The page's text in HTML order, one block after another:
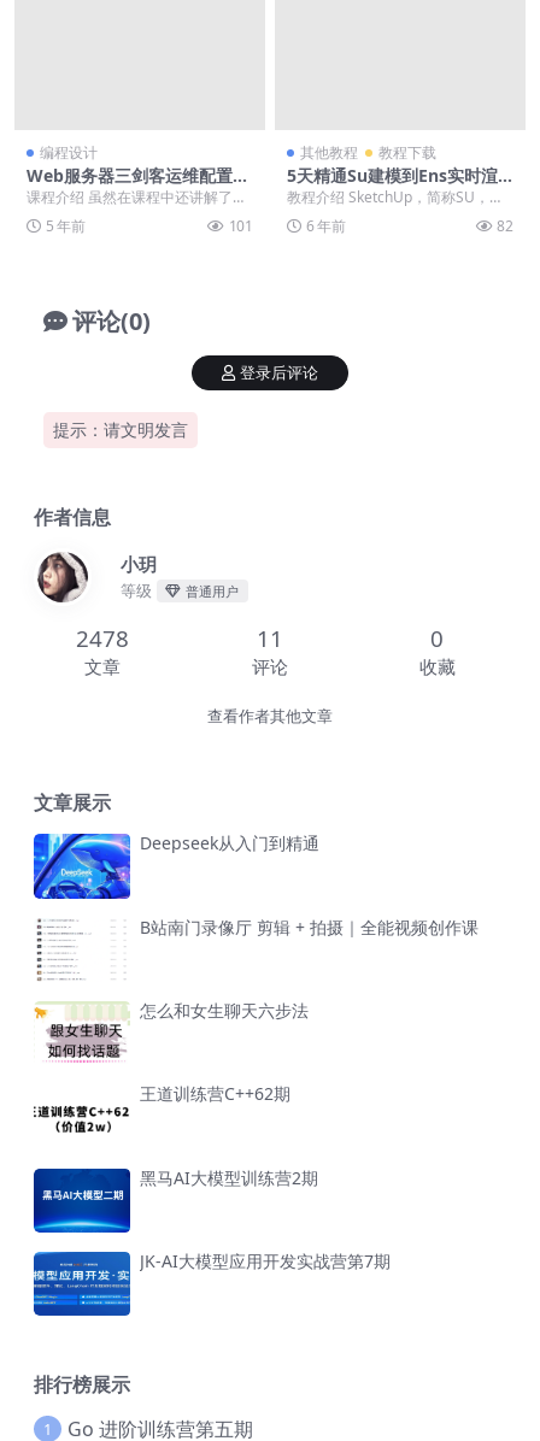
编程设计
Web服务器三剑客运维配置实
战
课程介绍 虽然在课程中还讲解了部
分HTTP协议的技术，但是课程的重
点还是NGIN...
5 年前 101
其他教程 教程下载
5天精通Su建模到Ens实时渲
染
教程介绍 SketchUp，简称SU，中
文名草图大师，负责快速推敲方案
和建模。它...
6 年前 82
评论(0)
提示：请文明发言
登录后评论
作者信息
小玥
等级 普通用户
2478
文章
11
评论
0
收藏
查看作者其他文章
文章展示
Deepseek从入门到精通
B站南门录像厅 剪辑 + 拍摄｜全能视频创作课
怎么和女生聊天六步法
王道训练营C++62期
黑马AI大模型训练营2期
JK-AI大模型应用开发实战营第7期
排行榜展示
1 Go 进阶训练营第五期